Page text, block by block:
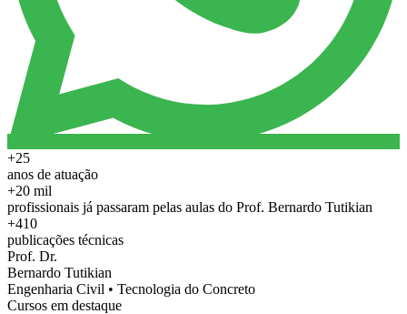
+25
anos de atuação
+20 mil
profissionais já passaram pelas aulas do Prof. Bernardo Tutikian
+410
publicações técnicas
Prof. Dr.
Bernardo Tutikian
Engenharia Civil • Tecnologia do Concreto
Cursos em destaque